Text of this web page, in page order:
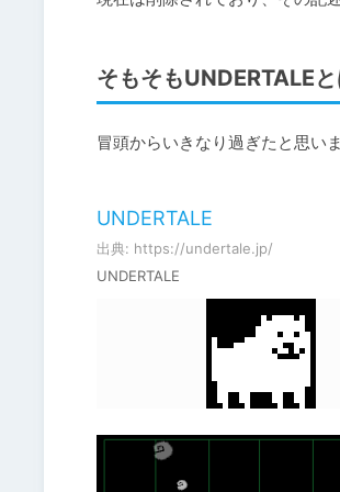
そもそもUNDERTALEと
冒頭からいきなり過ぎたと思い
UNDERTALE
出典: https://undertale.jp/
UNDERTALE